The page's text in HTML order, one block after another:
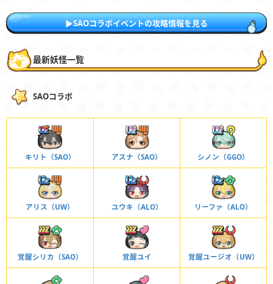
▶︎SAOコラボイベントの攻略情報を見る
最新妖怪一覧
SAOコラボ
キリト（SAO） アスナ（SAO） シノン（GGO）
アリス（UW） ユウキ（ALO） リーファ（ALO）
覚醒シリカ（SAO） 覚醒ユイ 覚醒ユージオ（UW）